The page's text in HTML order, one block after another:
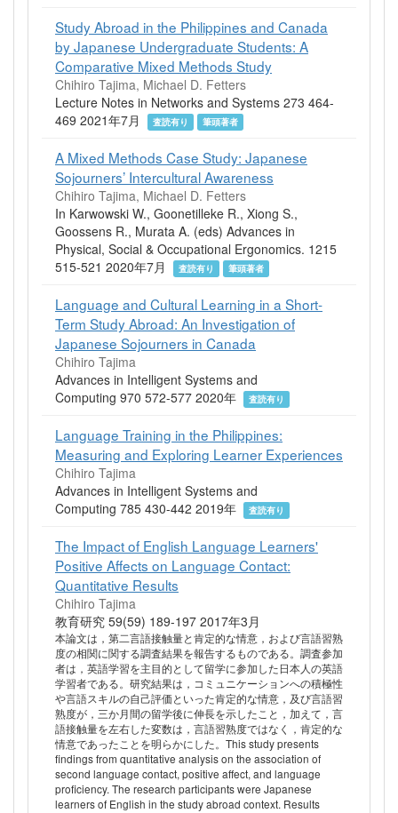
Study Abroad in the Philippines and Canada
by Japanese Undergraduate Students: A
Comparative Mixed Methods Study
Chihiro Tajima, Michael D. Fetters
Lecture Notes in Networks and Systems 273 464-
469 2021年7月
査読有り 筆頭著者
A Mixed Methods Case Study: Japanese
Sojourners’ Intercultural Awareness
Chihiro Tajima, Michael D. Fetters
In Karwowski W., Goonetilleke R., Xiong S.,
Goossens R., Murata A. (eds) Advances in
Physical, Social & Occupational Ergonomics. 1215
515-521 2020年7月
査読有り 筆頭著者
Language and Cultural Learning in a Short-
Term Study Abroad: An Investigation of
Japanese Sojourners in Canada
Chihiro Tajima
Advances in Intelligent Systems and
Computing 970 572-577 2020年
査読有り
Language Training in the Philippines:
Measuring and Exploring Learner Experiences
Chihiro Tajima
Advances in Intelligent Systems and
Computing 785 430-442 2019年
査読有り
The Impact of English Language Learners'
Positive Affects on Language Contact:
Quantitative Results
Chihiro Tajima
教育研究 59(59) 189-197 2017年3月
本論文は，第二言語接触量と肯定的な情意，および言語習熟
度の相関に関する調査結果を報告するものである。調査参加
者は，英語学習を主目的として留学に参加した日本人の英語
学習者である。研究結果は，コミュニケーションへの積極性
や言語スキルの自己評価といった肯定的な情意，及び言語習
熟度が，三か月間の留学後に伸長を示したこと，加えて，言
語接触量を左右した変数は，言語習熟度ではなく，肯定的な
情意であったことを明らかにした。This study presents
findings from quantitative analysis on the association of
second language contact, positive affect, and language
proficiency. The research participants were Japanese
learners of English in the study abroad context. Results